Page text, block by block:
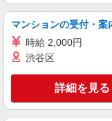
ワイモバイルイオンタ
【
ヶ
期間
葉
ン
マンションの受付・案
時給 2,000円
渋谷区
詳細を見る